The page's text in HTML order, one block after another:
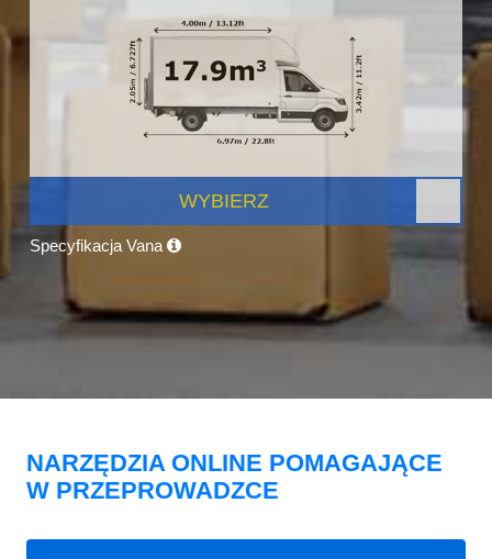
WYBIERZ
Specyfikacja Vana
NARZĘDZIA ONLINE POMAGAJĄCE
W PRZEPROWADZCE